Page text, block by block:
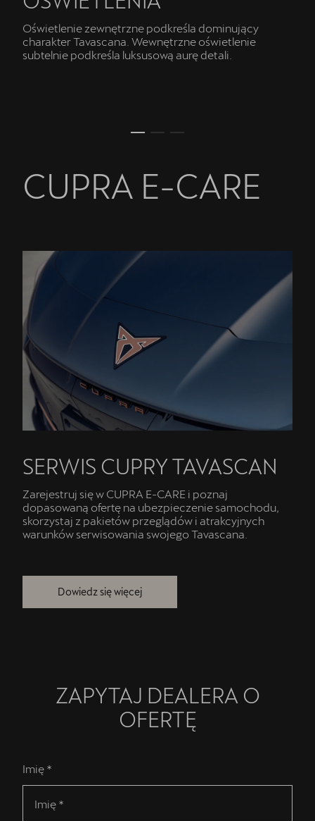
Oświetlenie zewnętrzne podkreśla dominujący
charakter Tavascana. Wewnętrzne oświetlenie
subtelnie podkreśla luksusową aurę detali.
CUPRA E-CARE
SERWIS CUPRY TAVASCAN
Zarejestruj się w CUPRA E-CARE i poznaj
dopasowaną ofertę na ubezpieczenie samochodu,
skorzystaj z pakietów przeglądów i atrakcyjnych
warunków serwisowania swojego Tavascana.
Dowiedz się więcej
ZAPYTAJ DEALERA O
OFERTĘ
Imię *